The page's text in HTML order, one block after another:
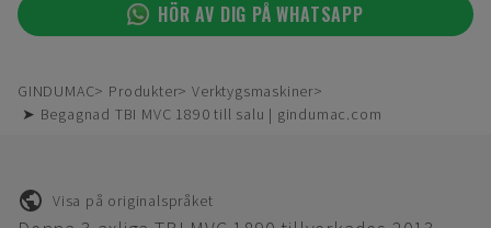
HÖR AV DIG PÅ WHATSAPP
GINDUMAC Produkter
Verktygsmaskiner
➤ Begagnad TBI MVC 1890 till salu | gindumac.com
Visa på originalspråket